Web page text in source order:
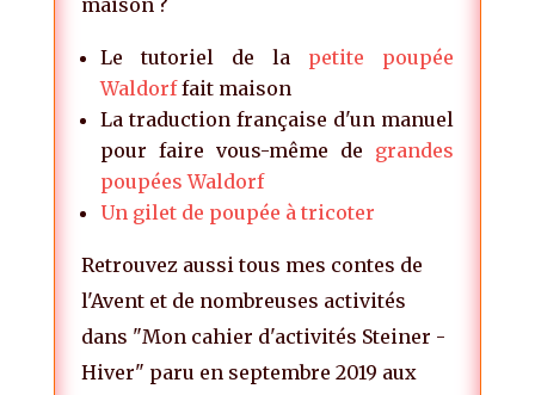
maison ?
Le tutoriel de la petite poupée
Waldorffait maison
La traduction française d'un manuel
pour faire vous-même de grandes
poupées Waldorf
Un gilet de poupée à tricoter
Retrouvez aussi tous mes contes de
l'Avent et de nombreuses activités
dans "Mon cahier d'activités Steiner -
Hiver" paru en septembre 2019 aux